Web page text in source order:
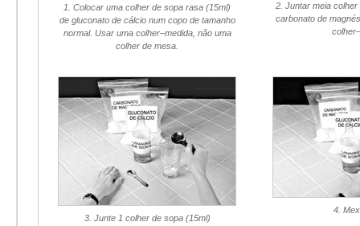
1. Colocar uma colher de sopa rasa (15ml)
de gluconato de cálcio num copo de tamanho
normal. Usar uma colher–medida, não uma
colher de mesa.
2. Juntar meia
carbonato de
3. Junte 1 colher de sopa (15ml)
4.